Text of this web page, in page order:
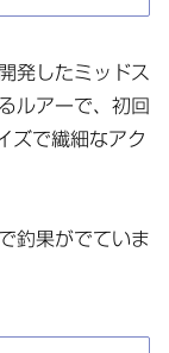
発したミッドス
ルアーで、初回
ズで繊細なアク
釣果がでていま